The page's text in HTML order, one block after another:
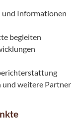
und Informationen
begleiten
weitere Partner